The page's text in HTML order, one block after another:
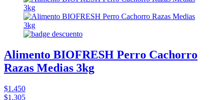
Alimento BIOFRESH Perro Cachorro
Razas Medias 3kg
$1.450
$1.305